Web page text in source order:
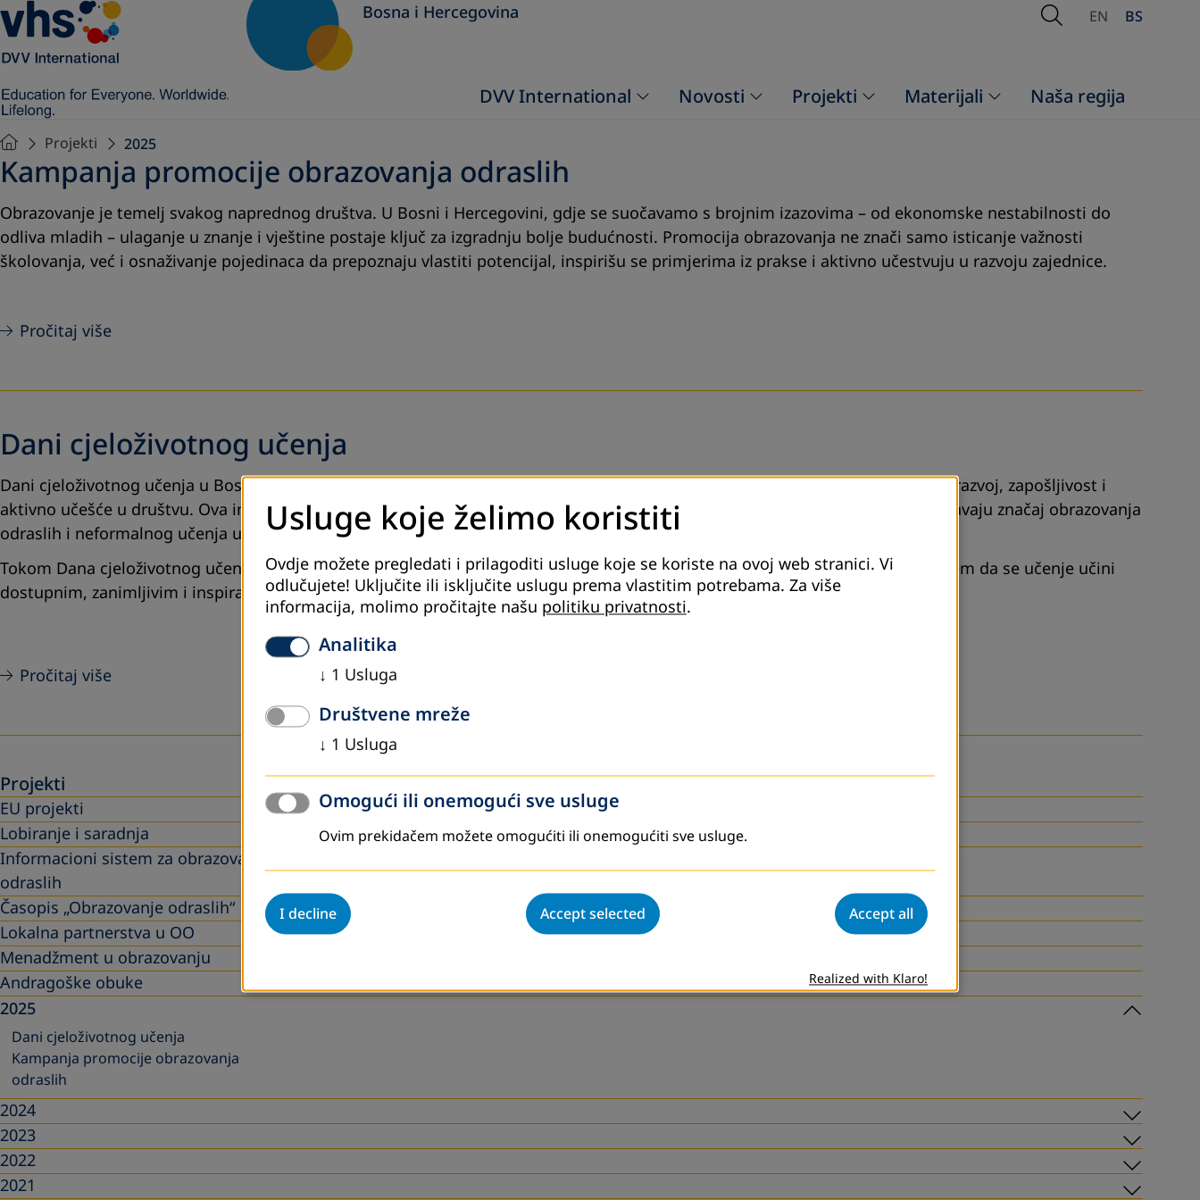
Bosna i Hercegovina Open Search
EN BS
DVV International Novosti Projekti Materijali Naša regija
Projekti 2025
Kampanja promocije obrazovanja odraslih
Obrazovanje je temelj svakog naprednog društva. U Bosni i Hercegovini, gdje se suočavamo s brojnim izazovima – od ekonomske nestabilnosti do
odliva mladih – ulaganje u znanje i vještine postaje ključ za izgradnju bolje budućnosti. Promocija obrazovanja ne znači samo isticanje važnosti
školovanja, već i osnaživanje pojedinaca da prepoznaju vlastiti potencijal, inspirišu se primjerima iz prakse i aktivno učestvuju u razvoju zajednice.
Pročitaj više
Dani cjeloživotnog učenja
Dani cjeloživotnog učenja u Bosni i Hercegovini ističu važnost ideje da učenje traje tokom cijelog života i da je ključno za lični razvoj, zapošljivost i
aktivno učešće u društvu. Ova inicijativa povezuje institucije, organizacije, stručnjake i građane kroz niz aktivnosti koje naglašavaju značaj obrazovanja
odraslih i neformalnog učenja u savremenom društvu.
Tokom Dana cjeloživotnog učenja realizovane su različite aktivnosti koje su kombinovale edukaciju, kulturu i interakciju, s ciljem da se učenje učini
dostupnim, zanimljivim i inspirativnim za sve generacije.
Pročitaj više
Projekti
EU projekti
Lobiranje i saradnja
Informacioni sistem za obrazovanje
odraslih
Časopis „Obrazovanje odraslih“
Lokalna partnerstva u OO
Menadžment u obrazovanju
Andragoške obuke
2025
Dani cjeloživotnog učenja
Kampanja promocije obrazovanja
odraslih
2024
2023
2022
2021
Usluge koje želimo koristiti
Ovdje možete pregledati i prilagoditi usluge koje se koriste na ovoj web stranici. Vi
odlučujete! Uključite ili isključite uslugu prema vlastitim potrebama. Za više
informacija, molimo pročitajte našu politiku privatnosti.
Analitika
↓ 1 Usluga
Društvene mreže
↓ 1 Usluga
Omogući ili onemogući sve usluge
Ovim prekidačem možete omogućiti ili onemogućiti sve usluge.
I decline Accept selected Accept all
Realized with Klaro!